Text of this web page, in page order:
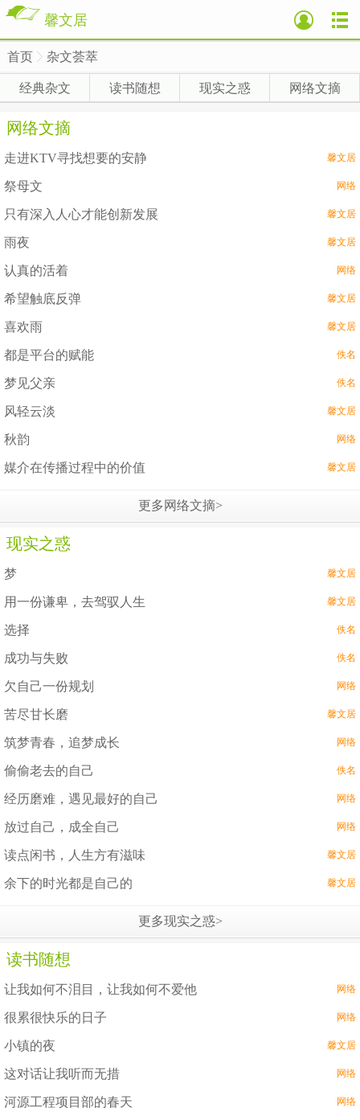
馨文居
首页 杂文荟萃
经典杂文 读书随想 现实之惑 网络文摘
网络文摘
走进KTV寻找想要的安静 馨文居
祭母文 网络
只有深入人心才能创新发展 馨文居
雨夜 馨文居
认真的活着 网络
希望触底反弹 馨文居
喜欢雨 馨文居
都是平台的赋能 佚名
梦见父亲 佚名
风轻云淡 馨文居
秋韵 网络
媒介在传播过程中的价值 馨文居
更多网络文摘>
现实之惑
梦 馨文居
用一份谦卑，去驾驭人生 馨文居
选择 佚名
成功与失败 佚名
欠自己一份规划 网络
苦尽甘长磨 馨文居
筑梦青春，追梦成长 网络
偷偷老去的自己 佚名
经历磨难，遇见最好的自己 网络
放过自己，成全自己 网络
读点闲书，人生方有滋味 馨文居
余下的时光都是自己的 馨文居
更多现实之惑>
读书随想
让我如何不泪目，让我如何不爱他 网络
很累很快乐的日子 网络
小镇的夜 馨文居
这对话让我听而无措 网络
河源工程项目部的春天 网络